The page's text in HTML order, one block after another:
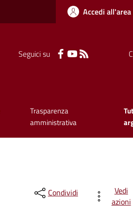
Accedi
Seguici su
Trasparenza
amministrativa
Condividi
Vedi
azioni